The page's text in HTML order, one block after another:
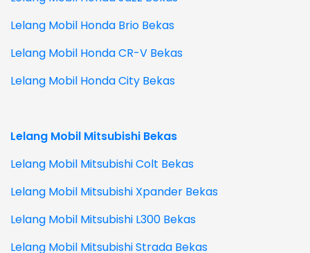
Lelang Mobil Honda Brio Bekas
Lelang Mobil Honda CR-V Bekas
Lelang Mobil Honda City Bekas
Lelang Mobil Mitsubishi Bekas
Lelang Mobil Mitsubishi Colt Bekas
Lelang Mobil Mitsubishi Xpander Bekas
Lelang Mobil Mitsubishi L300 Bekas
Lelang Mobil Mitsubishi Strada Bekas